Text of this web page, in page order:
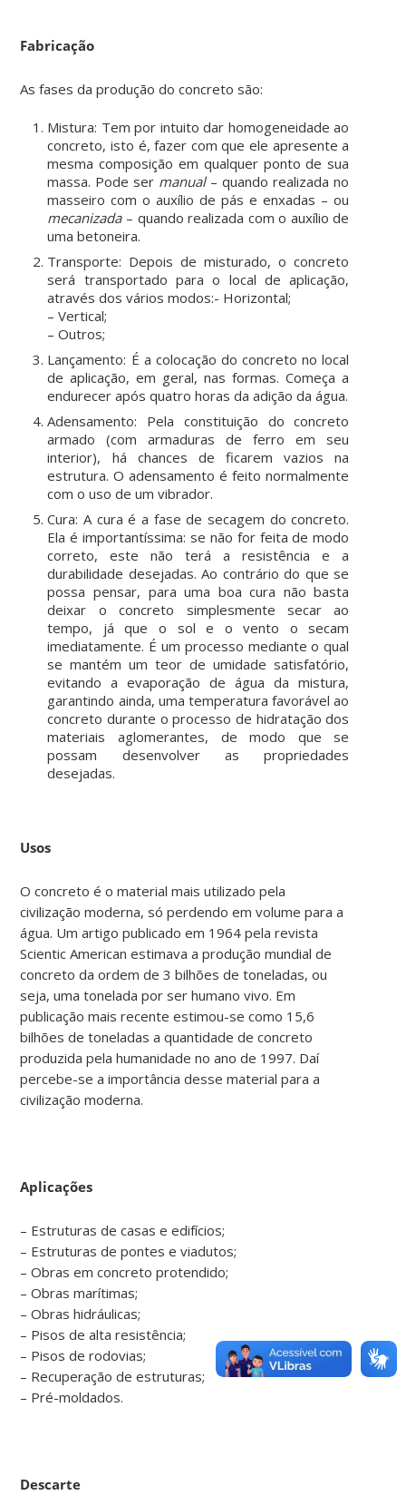
Fabricação
As fases da produção do concreto são:
Mistura: Tem por intuito dar homogeneidade ao
concreto, isto é, fazer com que ele apresente a
mesma composição em qualquer ponto de sua
massa. Pode ser manual – quando realizada no
masseiro com o auxílio de pás e enxadas – ou
mecanizada – quando realizada com o auxílio de
uma betoneira.
Transporte: Depois de misturado, o concreto
será transportado para o local de aplicação,
através dos vários modos:- Horizontal;
– Vertical;
– Outros;
Lançamento: É a colocação do concreto no local
de aplicação, em geral, nas formas. Começa a
endurecer após quatro horas da adição da água.
Adensamento: Pela constituição do concreto
armado (com armaduras de ferro em seu
interior), há chances de ficarem vazios na
estrutura. O adensamento é feito normalmente
com o uso de um vibrador.
Cura: A cura é a fase de secagem do concreto.
Ela é importantíssima: se não for feita de modo
correto, este não terá a resistência e a
durabilidade desejadas. Ao contrário do que se
possa pensar, para uma boa cura não basta
deixar o concreto simplesmente secar ao
tempo, já que o sol e o vento o secam
imediatamente. É um processo mediante o qual
se mantém um teor de umidade satisfatório,
evitando a evaporação de água da mistura,
garantindo ainda, uma temperatura favorável ao
concreto durante o processo de hidratação dos
materiais aglomerantes, de modo que se
possam desenvolver as propriedades
desejadas.
Usos
O concreto é o material mais utilizado pela
civilização moderna, só perdendo em volume para a
água. Um artigo publicado em 1964 pela revista
Scientic American estimava a produção mundial de
concreto da ordem de 3 bilhões de toneladas, ou
seja, uma tonelada por ser humano vivo. Em
publicação mais recente estimou-se como 15,6
bilhões de toneladas a quantidade de concreto
produzida pela humanidade no ano de 1997. Daí
percebe-se a importância desse material para a
civilização moderna.
Aplicações
– Estruturas de casas e edifícios;
– Estruturas de pontes e viadutos;
– Obras em concreto protendido;
– Obras marítimas;
– Obras hidráulicas;
– Pisos de alta resistência;
– Pisos de rodovias;
– Recuperação de estruturas;
– Pré-moldados.
Descarte